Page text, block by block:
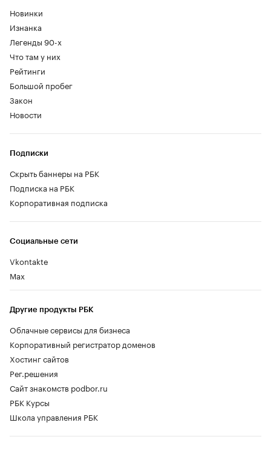
Новинки
Изнанка
Легенды 90-х
Что там у них
Рейтинги
Большой пробег
Закон
Новости
Социальные сети
Vkontakte
Max
Другие продукты РБК
Облачные сервисы для бизнеса
Корпоративный регистратор доменов
Хостинг сайтов
Рег.решения
Сайт знакомств podbor.ru
РБК Курсы
Школа управления РБК
Подписки
Скрыть баннеры на РБК
Подписка на РБК
Корпоративная подписка